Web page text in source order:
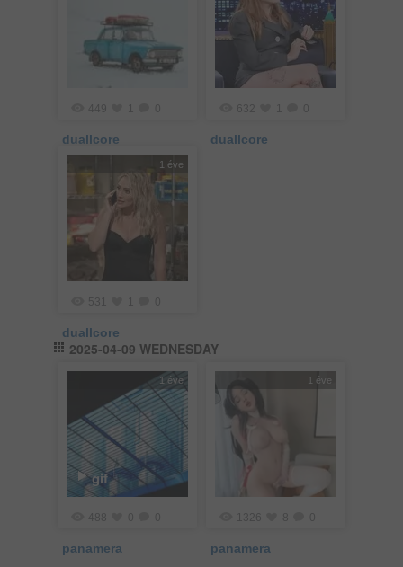
449
duallcore
632
duallcore
1 éve
531
duallcore
2025-04-09 WEDNESDAY
gif
1 éve
panamera
1 éve
1326
panamera